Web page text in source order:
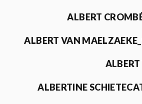
ALBERT
ALBERT VAN
ALBERTINE